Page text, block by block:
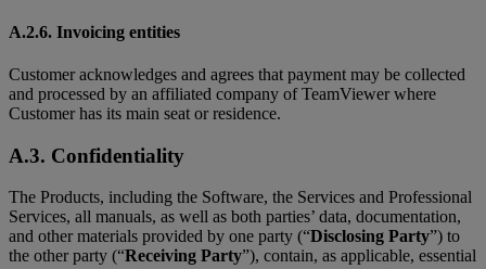
A.2.6. Invoicing entities
Customer acknowledges and agrees that payment may be collected
and processed by an affiliated company of TeamViewer where
Customer has its main seat or residence.
A.3. Confidentiality
The Products, including the Software, the Services and Professional
Services, all manuals, as well as both parties’ data, documentation,
and other materials provided by one party (“Disclosing Party”) to
the other party (“Receiving Party”), contain, as applicable, essential